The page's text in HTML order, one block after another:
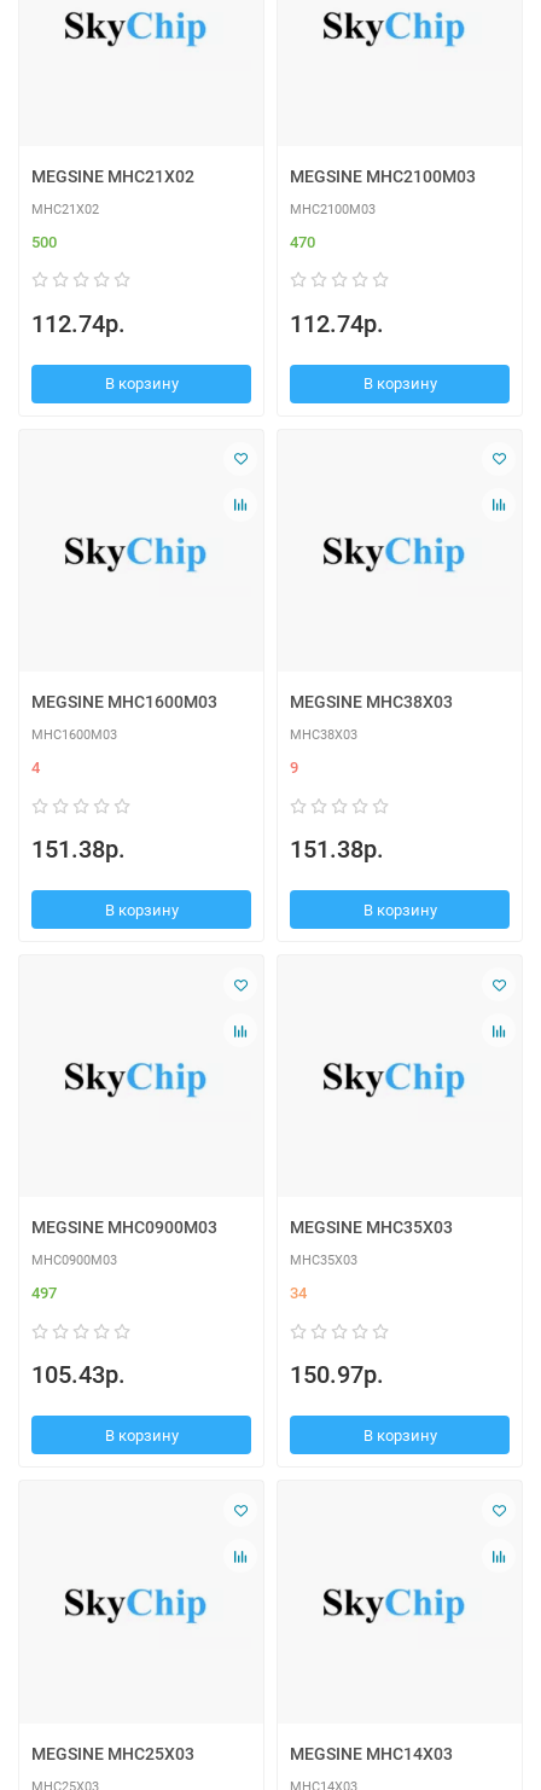
MEGSINE MHC21X02
MHC21X02
500
112.74р.
В корзину
MEGSINE MHC2100M03
MHC2100M03
470
112.74р.
В корзину
MEGSINE MHC1600M03
MHC1600M03
4
151.38р.
В корзину
MEGSINE MHC38X03
MHC38X03
9
151.38р.
В корзину
MEGSINE MHC0900M03
MHC0900M03
497
105.43р.
В корзину
MEGSINE MHC35X03
MHC35X03
34
150.97р.
В корзину
MEGSINE MHC25X03
MHC25X03
MEGSINE MHC14X03
MHC14X03